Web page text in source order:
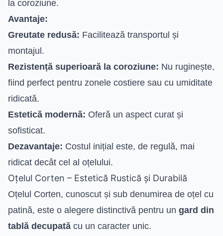
la coroziune.
Avantaje:
Greutate redusă: Facilitează transportul și
montajul.
Rezistență superioară la coroziune: Nu ruginește,
fiind perfect pentru zonele costiere sau cu umiditate
ridicată.
Estetică modernă: Oferă un aspect curat și
sofisticat.
Dezavantaje: Costul inițial este, de regulă, mai
ridicat decât cel al oțelului.
Oțelul Corten – Estetică Rustică și Durabilă
Oțelul Corten, cunoscut și sub denumirea de oțel cu
patină, este o alegere distinctivă pentru un gard din
tablă decupată cu un caracter unic.